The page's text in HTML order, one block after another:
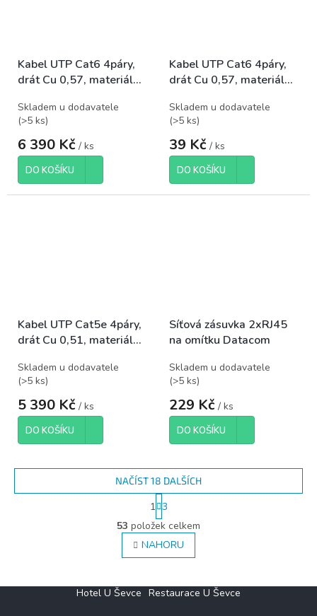
Kabel UTP Cat6 4páry,
drát Cu 0,57, materiál
Skladem u dodavatele
(>5 ks)
6 390 Kč / ks
DO KOŠÍKU
Kabel UTP Cat6 4páry,
drát Cu 0,57, materiál
Skladem u dodavatele
(>5 ks)
39 Kč / ks
DO KOŠÍKU
Kabel UTP Cat5e 4páry,
drát Cu 0,51, materiál
Skladem u dodavatele
(>5 ks)
5 390 Kč / ks
DO KOŠÍKU
Síťová zásuvka 2xRJ45
na omítku Datacom
Skladem u dodavatele
(>5 ks)
229 Kč / ks
DO KOŠÍKU
O
v
l
á
a
c
NAČÍST 18 DALŠÍCH
t
r
á
n
k
v
á
1 3
53 položek celkem
NAHORU
Hotel U Ševce Restaurace U Ševce